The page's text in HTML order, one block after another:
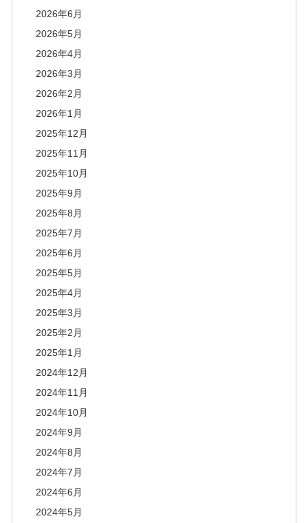
2026年6月
2026年5月
2026年4月
2026年3月
2026年2月
2026年1月
2025年12月
2025年11月
2025年10月
2025年9月
2025年8月
2025年7月
2025年6月
2025年5月
2025年4月
2025年3月
2025年2月
2025年1月
2024年12月
2024年11月
2024年10月
2024年9月
2024年8月
2024年7月
2024年6月
2024年5月